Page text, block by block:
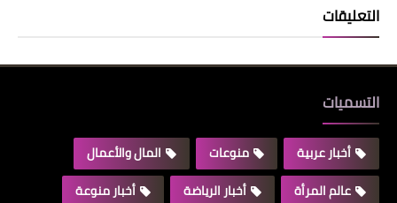
التعليقات
التسميات
أخبار عربية منوعات
المال والأعمال
عالم المرأة
أخبار الرياضة
أخبار منوعة